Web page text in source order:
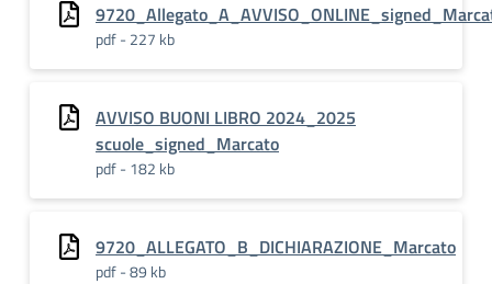
pdf - 227 kb
AVVISO BUONI LIBRO 2024_2025
scuole_signed_Marcato
pdf - 182 kb
9720_ALLEGATO_B_DICHIARAZIONE_Marcato
pdf - 89 kb